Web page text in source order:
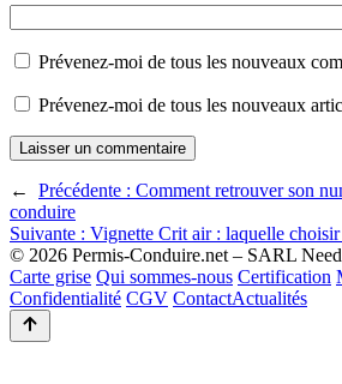
Prévenez-moi de tous les nouveaux
Prévenez-moi de tous les nouveaux
← Précédente : Comment retrouver son
conduire
Suivante : Vignette Crit air : laquelle
© 2026 Permis-Conduire.net – SARL
Carte grise Qui sommes-nous Certification
Confidentialité CGV ContactActualités